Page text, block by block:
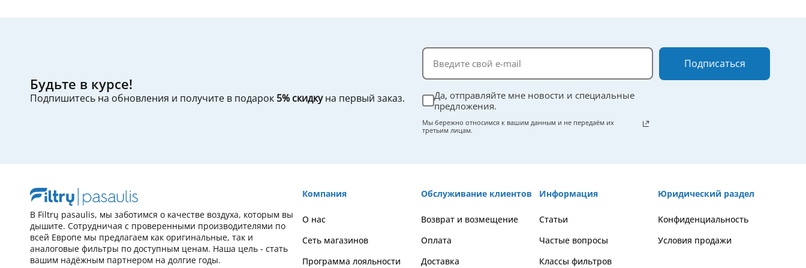
Будьте в курсе!
Подпишитесь на обновления и получите в подарок 5% скидкуна первый заказ.
Да, отправляйте мне новости и специальные
предложения.
Мы бережно относимся к вашим данным и не передаём их
третьим лицам.
Подписаться
В Filtrų pasaulis, мы заботимся о качестве воздуха, которым вы
дышите. Сотрудничая с проверенными производителями по
всей Европе мы предлагаем как оригинальные, так и
аналоговые фильтры по доступным ценам. Наша цель - стать
вашим надёжным партнером на долгие годы.
Компания
О нас
Сеть магазинов
Программа лояльности
Обслуживание клиентов
Возврат и возмещение
Оплата
Доставка
Информация
Статьи
Частые вопросы
Классы фильтров
Юридический раздел
Kонфиденциальность
Условия продажи